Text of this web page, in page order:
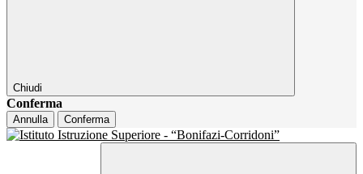
Chiudi
Conferma
Annulla Conferma